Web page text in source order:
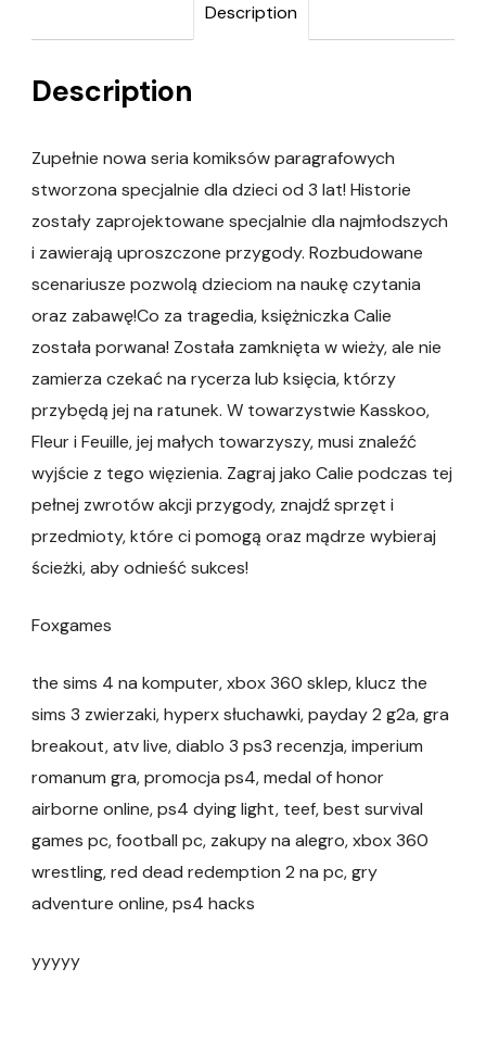
Description
Description
Zupełnie nowa seria komiksów paragrafowych
stworzona specjalnie dla dzieci od 3 lat! Historie
zostały zaprojektowane specjalnie dla najmłodszych
i zawierają uproszczone przygody. Rozbudowane
scenariusze pozwolą dzieciom na naukę czytania
oraz zabawę!Co za tragedia, księżniczka Calie
została porwana! Została zamknięta w wieży, ale nie
zamierza czekać na rycerza lub księcia, którzy
przybędą jej na ratunek. W towarzystwie Kasskoo,
Fleur i Feuille, jej małych towarzyszy, musi znaleźć
wyjście z tego więzienia. Zagraj jako Calie podczas tej
pełnej zwrotów akcji przygody, znajdź sprzęt i
przedmioty, które ci pomogą oraz mądrze wybieraj
ścieżki, aby odnieść sukces!
Foxgames
the sims 4 na komputer, xbox 360 sklep, klucz the
sims 3 zwierzaki, hyperx słuchawki, payday 2 g2a, gra
breakout, atv live, diablo 3 ps3 recenzja, imperium
romanum gra, promocja ps4, medal of honor
airborne online, ps4 dying light, teef, best survival
games pc, football pc, zakupy na alegro, xbox 360
wrestling, red dead redemption 2 na pc, gry
adventure online, ps4 hacks
yyyyy